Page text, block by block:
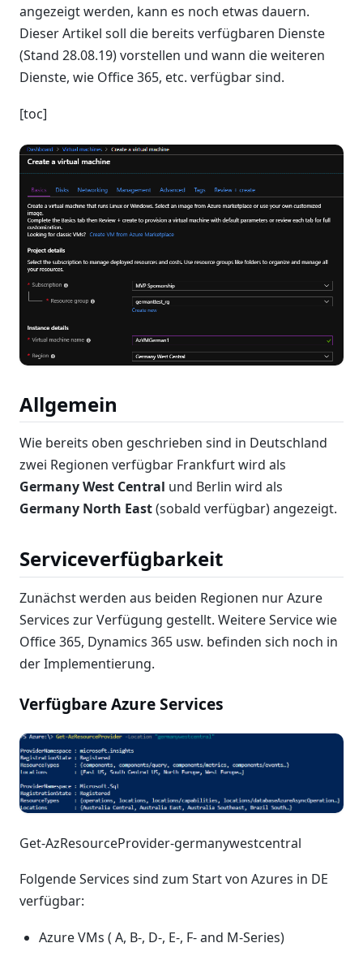
angezeigt werden, kann es noch etwas dauern.
Dieser Artikel soll die bereits verfügbaren Dienste
(Stand 28.08.19) vorstellen und wann die weiteren
Dienste, wie Office 365, etc. verfügbar sind.
[toc]
Allgemein
Wie bereits oben geschrieben sind in Deutschland
zwei Regionen verfügbar Frankfurt wird als
Germany West Central und Berlin wird als
Germany North East(sobald verfügbar) angezeigt.
Serviceverfügbarkeit
Zunächst werden aus beiden Regionen nur Azure
Services zur Verfügung gestellt. Weitere Service wie
Office 365, Dynamics 365 usw. befinden sich noch in
der Implementierung.
Verfügbare Azure Services
Get-AzResourceProvider-germanywestcentral
Folgende Services sind zum Start von Azures in DE
verfügbar:
Azure VMs ( A, B-, D-, E-, F- and M-Series)